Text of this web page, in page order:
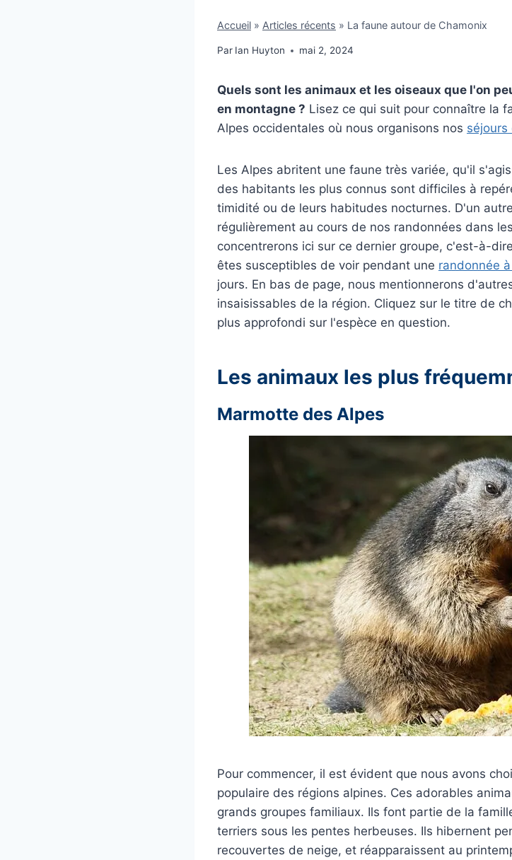
Accueil » Articles récents » La faune autour de Chamonix
Par Ian Huyton mai 2, 2024
Quels sont les animaux et les oiseaux que l'on
en montagne ? Lisez ce qui suit pour connaître la
Alpes occidentales où nous organisons nos séjours
Les Alpes abritent une faune très variée, qu'il
des habitants les plus connus sont difficiles à
timidité ou de leurs habitudes nocturnes. D'un
régulièrement au cours de nos randonnées dans
concentrerons ici sur ce dernier groupe, c'est-à-
êtes susceptibles de voir pendant une randonnée
jours. En bas de page, nous mentionnerons
insaisissables de la région. Cliquez sur le titre de
plus approfondi sur l'espèce en question.
Les animaux les plus
Marmotte des Alpes
Pour commencer, il est évident que nous avons
populaire des régions alpines. Ces adorables
grands groupes familiaux. Ils font partie de la
terriers sous les pentes herbeuses. Ils hibernent
recouvertes de neige, et réapparaissent au